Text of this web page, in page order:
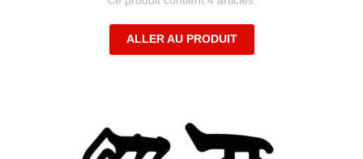
ALLER AU PRODUIT